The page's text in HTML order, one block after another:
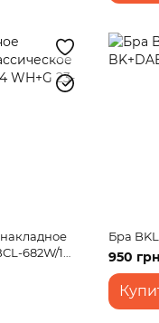
682W/1
Бра
950 грн